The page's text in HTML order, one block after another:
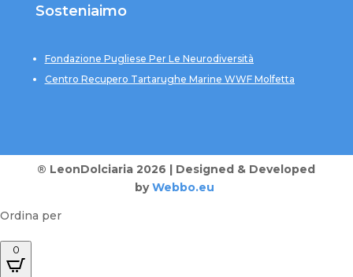
Sosteniaimo
Fondazione Pugliese Per Le Neurodiversità
Centro Recupero Tartarughe Marine WWF Molfetta
® LeonDolciaria 2026 | Designed & Developed
by Webbo.eu
Ordina per
0